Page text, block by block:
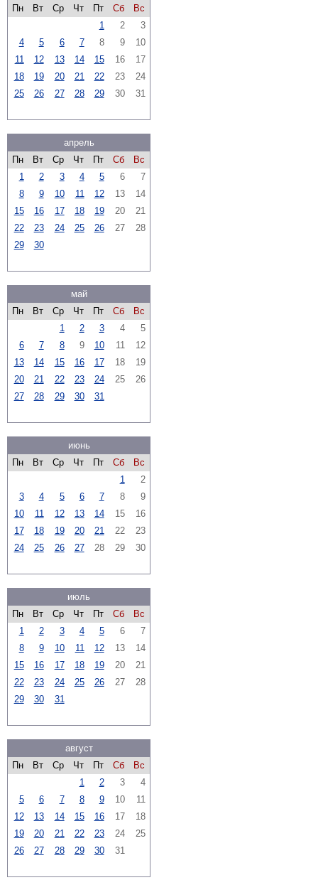
Пн
Вт Ср Чт Пт Сб
Вс
1
2
3
4
5 6 7 8 9
10
11
12 13 14 15 16
17
18
19 20 21 22 23
24
25
26 27 28 29 30 31
апрель
Пн
Вт Ср Чт Пт Сб
Вс
1
2 3 4 5 6
7
8
9 10 11 12 13
14
15
16 17 18 19 20
21
22
23 24 25 26 27
28
29
30
май
Пн
Вт Ср Чт Пт Сб
Вс
1
2 3 4
5
6
7 8 9 10 11
12
13
14 15 16 17 18
19
20
21 22 23 24 25
26
27
28 29 30 31
июнь
Пн
Вт Ср Чт Пт Сб
Вс
1
2
3
4 5 6 7 8
9
10
11 12 13 14 15
16
17
18 19 20 21 22
23
24
25 26 27 28 29 30
июль
Пн
Вт Ср Чт Пт Сб
Вс
1
2 3 4 5 6
7
8
9 10 11 12 13
14
15
16 17 18 19 20
21
22
23 24 25 26 27
28
29
30 31
август
Пн
Вт Ср Чт Пт Сб
Вс
1
2 3
4
5
6 7 8 9 10
11
12
13 14 15 16 17
18
19
20 21 22 23 24
25
26
27 28 29 30 31